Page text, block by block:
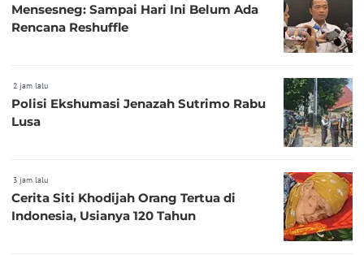
Mensesneg: Sampai Hari Ini Belum Ada
Rencana Reshuffle
2 jam lalu
Polisi Ekshumasi Jenazah Sutrimo Rabu
Lusa
3 jam lalu
Cerita Siti Khodijah Orang Tertua di
Indonesia, Usianya 120 Tahun